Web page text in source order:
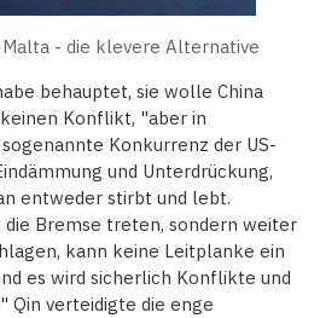
- die klevere Alternative
behauptet, sie wolle China
Konflikt, "aber in
Konkurrenz der US-
und Unterdrückung,
entweder stirbt und lebt.
die Bremse treten, sondern weiter
kann keine Leitplanke ein
es wird sicherlich Konflikte und
Qin verteidigte die enge